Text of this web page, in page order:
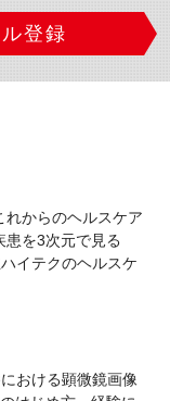
登録
れからのヘルスケア
患を3次元で見る
イテクのヘルスケ
おける顕微鏡画像